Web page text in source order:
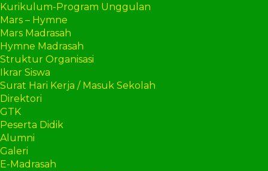
Kurikulum-Program Unggulan
Mars – Hymne
Mars Madrasah
Hymne Madrasah
Struktur Organisasi
Ikrar Siswa
Surat Hari Kerja / Masuk Sekolah
Direktori
GTK
Peserta Didik
Alumni
Galeri
E-Madrasah